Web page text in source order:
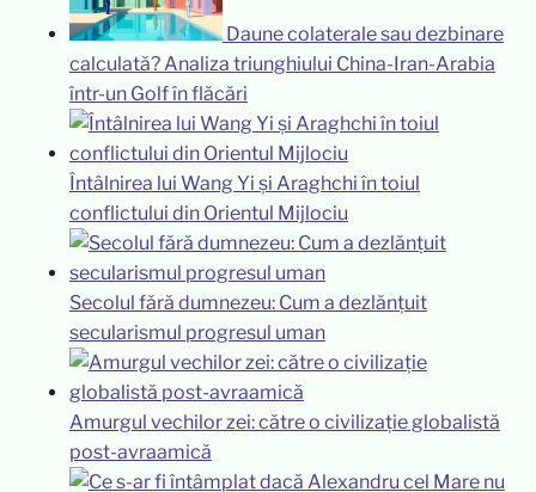
Daune colaterale sau dezbinare
calculată? Analiza triunghiului China-Iran-Arabia
într-un Golf în flăcări
Întâlnirea lui Wang Yi și Araghchi în toiul
conflictului din Orientul Mijlociu
Secolul fără dumnezeu: Cum a dezlănțuit
secularismul progresul uman
Amurgul vechilor zei: către o civilizație globalistă
post-avraamică